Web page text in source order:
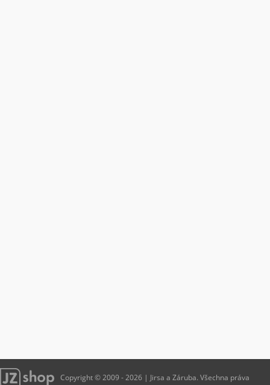
Copyright © 2009 - 2026 | Jirsa a Záruba. Všechna práva